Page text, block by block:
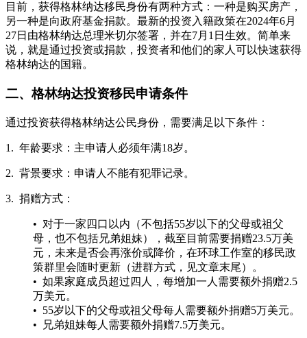
目前，获得格林纳达移民身份有两种方式：一种是购买房产，
另一种是向政府基金捐款。最新的投资入籍政策在2024年6月
27日由格林纳达总理米切尔签署，并在7月1日生效。简单来
说，就是通过投资或捐款，投资者和他们的家人可以快速获得
格林纳达的国籍。
二、格林纳达投资移民申请条件
通过投资获得格林纳达公民身份，需要满足以下条件：
1. 年龄要求：主申请人必须年满18岁。
2. 背景要求：申请人不能有犯罪记录。
3. 捐赠方式：
• 对于一家四口以内（不包括55岁以下的父母或祖父
母，也不包括兄弟姐妹），截至目前需要捐赠23.5万美
元，未来是否会再涨价或降价，在环球工作室的移民政
策群里会随时更新（进群方式，见文章末尾）。
• 如果家庭成员超过四人，每增加一人需要额外捐赠2.5
万美元。
• 55岁以下的父母或祖父母每人需要额外捐赠5万美元。
• 兄弟姐妹每人需要额外捐赠7.5万美元。